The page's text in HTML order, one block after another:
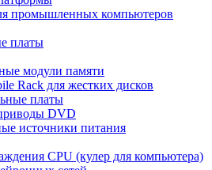
промышленных компьютеров
платы
модули памяти
Rack для жестких дисков
платы
DVD
источники питания
CPU (кулер для компьютера)